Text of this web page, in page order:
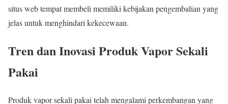
situs web tempat membeli memiliki kebijakan pengembalian yang
jelas untuk menghindari kekecewaan.
Tren dan Inovasi Produk Vapor Sekali
Pakai
Produk vapor sekali pakai telah mengalami perkembangan yang